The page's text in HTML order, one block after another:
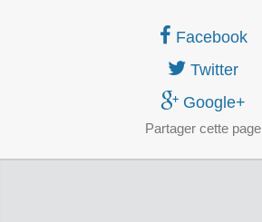
Facebook
Twitter
Google+
Partager cette page